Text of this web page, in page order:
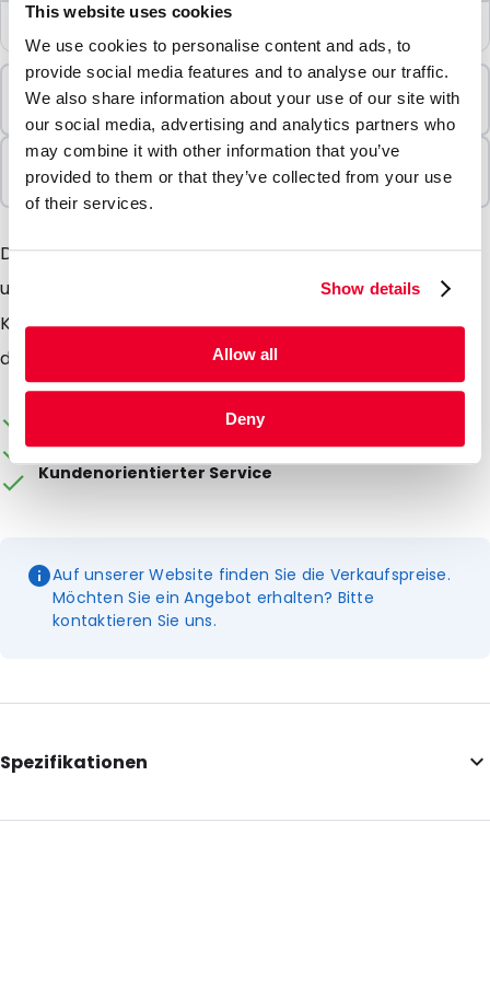
This website uses cookies
We use cookies to personalise content and ads, to
provide social media features and to analyse our traffic.
We also share information about your use of our site with
our social media, advertising and analytics partners who
may combine it with other information that you’ve
provided to them or that they’ve collected from your use
of their services.
Show details
Allow all
Deny
Mindestbestellung
100 Einheiten
In Paketen verkauft
100 Einheiten
Die Röhrchen sind als Teil der Versandverpackung
unter anderem für den Versand von Urin und anderen
Körperflüssigkeiten vorgesehen. Dieser Artikel ist für
den allgemeinen Laborgebrauch bestimmt!
Die Verpackung kann individuell gestaltet werden
Ab Lager lieferbar
Kundenorientierter Service
Auf unserer Website finden Sie die Verkaufspreise.
Möchten Sie ein Angebot erhalten? Bitte
kontaktieren Sie uns.
Spezifikationen
Additional information: Dieser Artikel ist für den allgemeinen